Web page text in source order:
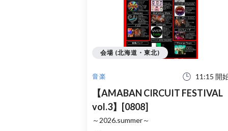
音楽 11:15 開
【AMABAN CIRCUIT FESTIVAL
vol.3】[0808]
～2026.summer～
会場 (北海道・東北)